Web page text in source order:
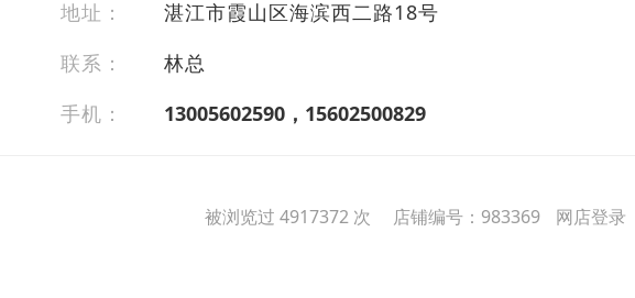
地址：
湛江市霞山区海滨西二路18号
联系：
林总
手机：
13005602590，15602500829
被浏览过 4917372 次 店铺编号：983369 网店登录